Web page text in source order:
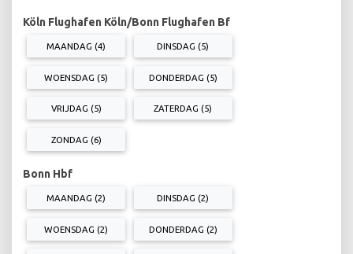
Köln Flughafen Köln/Bonn Flughafen Bf
MAANDAG (4) DINSDAG (5)
WOENSDAG (5) DONDERDAG (5)
VRIJDAG (5) ZATERDAG (5)
ZONDAG (6)
Bonn Hbf
MAANDAG (2) DINSDAG (2)
WOENSDAG (2) DONDERDAG (2)